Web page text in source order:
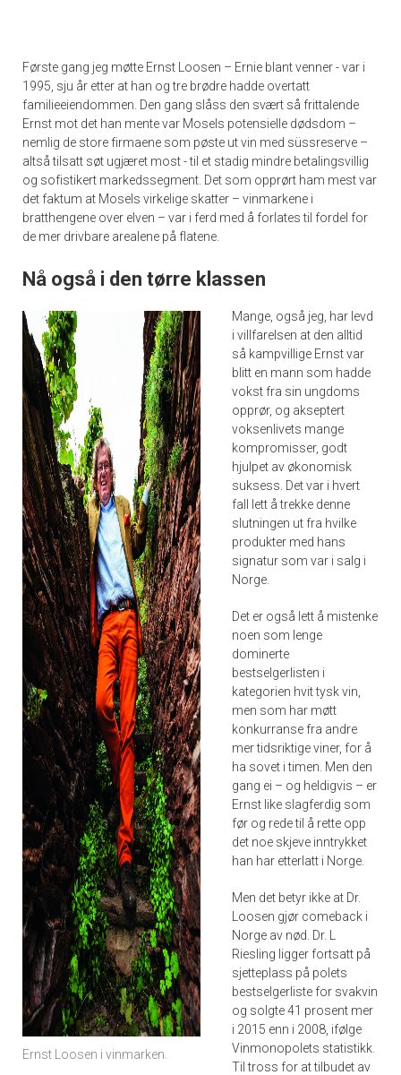
Første gang jeg møtte Ernst Loosen – Ernie blant venner - var i
1995, sju år etter at han og tre brødre hadde overtatt
familieeiendommen. Den gang slåss den svært så frittalende
Ernst mot det han mente var Mosels potensielle dødsdom –
nemlig de store firmaene som pøste ut vin med süssreserve –
altså tilsatt søt ugjæret most - til et stadig mindre betalingsvillig
og sofistikert markedssegment. Det som opprørt ham mest var
det faktum at Mosels virkelige skatter – vinmarkene i
bratthengene over elven – var i ferd med å forlates til fordel for
de mer drivbare arealene på flatene.
Nå også i den tørre klassen
Ernst Loosen i vinmarken.
Mange, også jeg, har levd
i villfarelsen at den alltid
så kampvillige Ernst var
blitt en mann som hadde
vokst fra sin ungdoms
opprør, og akseptert
voksenlivets mange
kompromisser, godt
hjulpet av økonomisk
suksess. Det var i hvert
fall lett å trekke denne
slutningen ut fra hvilke
produkter med hans
signatur som var i salg i
Norge.
Det er også lett å mistenke
noen som lenge
dominerte
bestselgerlisten i
kategorien hvit tysk vin,
men som har møtt
konkurranse fra andre
mer tidsriktige viner, for å
ha sovet i timen. Men den
gang ei – og heldigvis – er
Ernst like slagferdig som
før og rede til å rette opp
det noe skjeve inntrykket
han har etterlatt i Norge.
Men det betyr ikke at Dr.
Loosen gjør comeback i
Norge av nød. Dr. L
Riesling ligger fortsatt på
sjetteplass på polets
bestselgerliste for svakvin
og solgte 41 prosent mer
i 2015 enn i 2008, ifølge
Vinmonopolets statistikk.
Til tross for at tilbudet av